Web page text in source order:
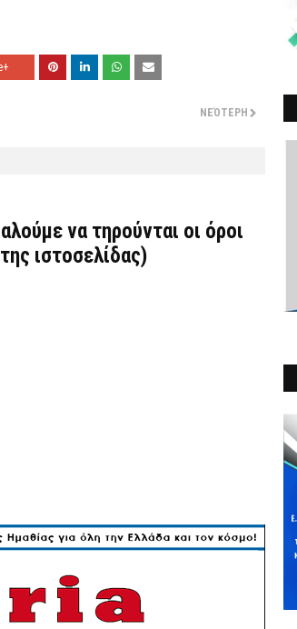
ΝΕΌΤΕΡΗ
να τηρούνται οι όροι
της ιστοσελίδας)